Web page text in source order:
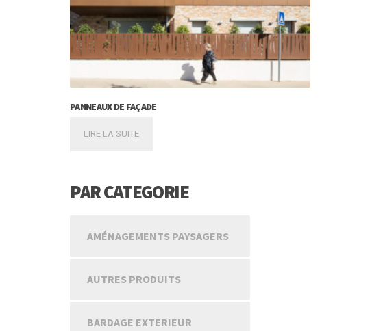
PANNEAUX DE FAÇADE
LIRE LA SUITE
PAR CATEGORIE
AMÉNAGEMENTS PAYSAGERS
AUTRES PRODUITS
BARDAGE EXTERIEUR